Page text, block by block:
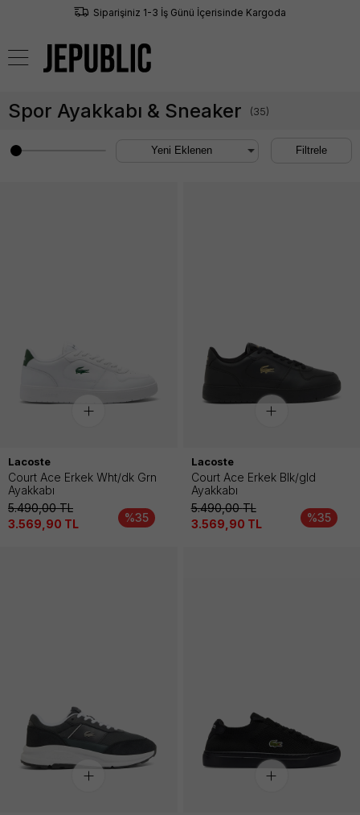
Siparişiniz 1-3 İş Günü İçerisinde Kargoda
Spor Ayakkabı & Sneaker (35)
Filtrele
Lacoste
Court Ace Erkek Wht/dk Grn
Ayakkabı
5.490,00TL
3.569,90 TL %35
Lacoste
Court Ace Erkek Blk/gld
Ayakkabı
5.490,00TL
3.569,90 TL %35